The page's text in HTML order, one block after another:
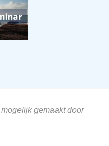
gemaakt door